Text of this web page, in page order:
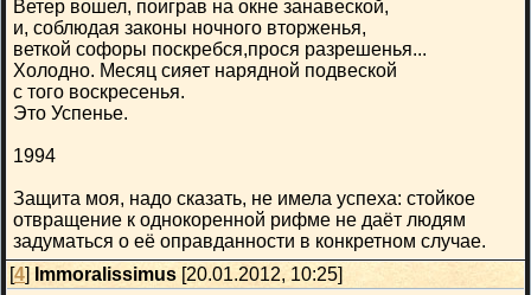
Ветер вошел, поиграв на окне занавеской,
и, соблюдая законы ночного вторженья,
веткой софоры поскребся,прося разрешенья...
Холодно. Месяц сияет нарядной подвеской
с того воскресенья.
Это Успенье.
1994
Защита моя, надо сказать, не имела успеха: стойкое
отвращение к однокоренной рифме не даёт людям
задуматься о её оправданности в конкретном случае.
[4] Immoralissimus [20.01.2012, 10:25]